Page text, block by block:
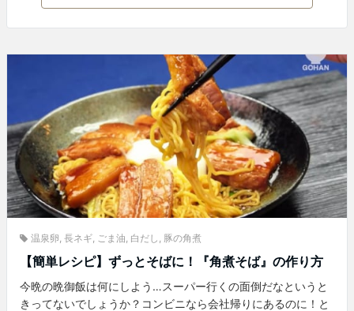
温泉卵 長ネギ ごま油 白だし 豚の角煮
【簡単レシピ】ずっとそばに！『角煮そば』の作り方
今晩の晩御飯は何にしよう…スーパー行くの面倒だなというと
きってないでしょうか？コンビニなら会社帰りにあるのに！と